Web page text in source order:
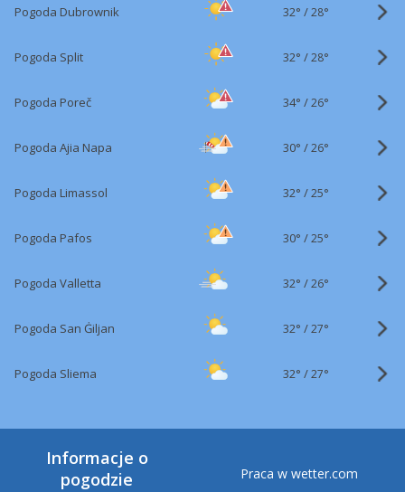
Pogoda Dubrownik 32° /28°
Pogoda Split 32° /28°
Pogoda Poreč 34° /26°
Pogoda Ajia Napa 30° /26°
Pogoda Limassol 32° /25°
Pogoda Pafos 30° /25°
Pogoda Valletta 32° /26°
Pogoda San Ġiljan 32° /27°
Pogoda Sliema 32° /27°
Informacje o
pogodzie
Praca w wetter.com